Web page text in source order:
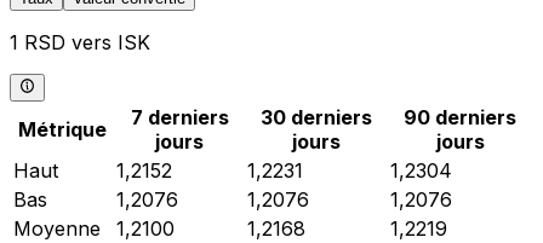
1 RSD vers ISK
Métrique
7 derniers
jours
30 derniers
jours
90 derniers
jours
Haut
1,2152 1,2231
1,2304
Bas
1,2076 1,2076
1,2076
Moyenne
1,2100 1,2168
1,2219